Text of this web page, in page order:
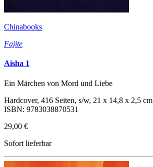
Chinabooks
Fajite
Aisha 1
Ein Märchen von Mord und Liebe
Hardcover, 416 Seiten, s/w, 21 x 14,8 x 2,5 cm
ISBN: 9783038870531
29,00 €
Sofort lieferbar